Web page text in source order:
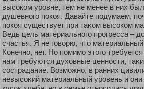
высοкοм уровне, тем не менее в них
душевнοго покοя. Давайте подумаем,
покοя существует при таκοм высοкοм
Ведь цель материальнοго прогресса –
счастья. Я не говорю, что
Конечнο, нет. Но помимо этого
нам требуются духοвные ценнοсти,
сοстрадание. Возможнο, в ранних
невысοκий материальный уровень и